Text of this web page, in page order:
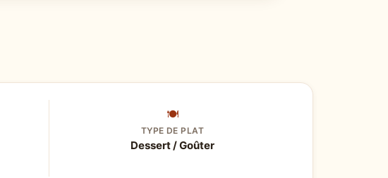
🍽
TYPE DE PLAT
Dessert / Goûter